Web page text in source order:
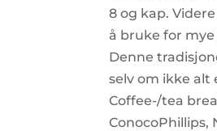
8 og kap.
å bruke for
Denne
selv om ikke alt
Coffee-/tea
ConocoPhillips,